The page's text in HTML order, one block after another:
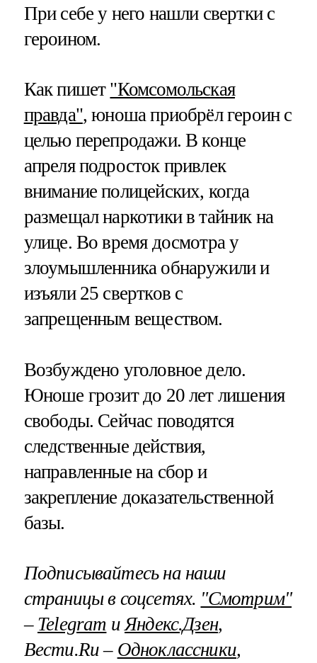
При себе у него нашли свертки с
героином.
Как пишет "Комсомольская
правда", юноша приобрёл героин с
целью перепродажи. В конце
апреля подросток привлек
внимание полицейских, когда
размещал наркотики в тайник на
улице. Во время досмотра у
злоумышленника обнаружили и
изъяли 25 свертков с
запрещенным веществом.
Возбуждено уголовное дело.
Юноше грозит до 20 лет лишения
свободы. Сейчас поводятся
следственные действия,
направленные на сбор и
закрепление доказательственной
базы.
Подписывайтесь на наши
страницы в соцсетях. "Смотрим"
– Telegram и Яндекс.Дзен,
Вести.Ru – Одноклассники,